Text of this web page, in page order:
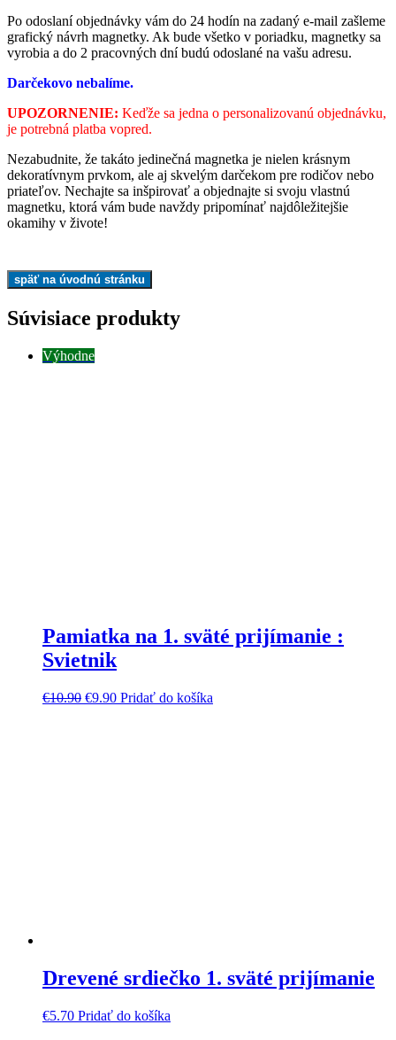
Po odoslaní objednávky vám do 24 hodín na zadaný e-mail zašleme
grafický návrh magnetky. Ak bude všetko v poriadku, magnetky sa
vyrobia a do 2 pracovných dní budú odoslané na vašu adresu.
Darčekovo nebalíme.
UPOZORNENIE: Keďže sa jedna o personalizovanú objednávku,
je potrebná platba vopred.
Nezabudnite, že takáto jedinečná magnetka je nielen krásnym
dekoratívnym prvkom, ale aj skvelým darčekom pre rodičov nebo
priateľov. Nechajte sa inšpirovať a objednajte si svoju vlastnú
magnetku, ktorá vám bude navždy pripomínať najdôležitejšie
okamihy v živote!
Súvisiace produkty
Výhodne
Pamiatka na 1. sväté prijímanie :
Svietnik
€10.90 €9.90 Pridať do košíka
Drevené srdiečko 1. sväté prijímanie
€5.70 Pridať do košíka